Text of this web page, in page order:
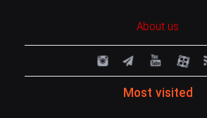
About us
Most visited